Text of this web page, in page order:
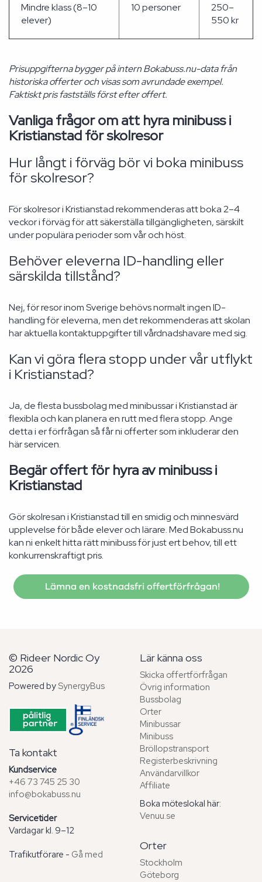
Mindre klass (8–10
elever)
10 personer
250–
550 kr
Prisuppgifterna bygger på intern Bokabuss.nu-data från
historiska offerter och visas som avrundade exempel.
Faktiskt pris fastställs först efter offert.
Vanliga frågor om att hyra minibuss i
Kristianstad för skolresor
Hur långt i förväg bör vi boka minibuss
för skolresor?
För skolresor i Kristianstad rekommenderas att boka 2–4
veckor i förväg för att säkerställa tillgängligheten, särskilt
under populära perioder som vår och höst.
Behöver eleverna ID-handling eller
särskilda tillstånd?
Nej, för resor inom Sverige behövs normalt ingen ID-
handling för eleverna, men det rekommenderas att skolan
har aktuella kontaktuppgifter till vårdnadshavare med sig.
Kan vi göra flera stopp under vår utflykt
i Kristianstad?
Ja, de flesta bussbolag med minibussar i Kristianstad är
flexibla och kan planera en rutt med flera stopp. Ange
detta i er förfrågan så får ni offerter som inkluderar den
här servicen.
Begär offert för hyra av minibuss i
Kristianstad
Gör skolresan i Kristianstad till en smidig och minnesvärd
upplevelse för både elever och lärare. Med Bokabuss.nu
kan ni enkelt hitta rätt minibuss för just ert behov, till ett
konkurrenskraftigt pris.
Lämna en kostnadsfri offertförfrågan!
© Rideer Nordic Oy
2026
Powered by SynergyBus
Ta kontakt
Kundservice
+46 73 745 25 30
info@bokabuss.nu
Servicetider
Vardagar kl. 9–12
Trafikutförare - Gå med
Lär känna oss
Skicka offertförfrågan
Övrig information
Bussbolag
Orter
Minibussar
Minibuss
Bröllopstransport
Registerbeskrivning
Användarvillkor
Affiliate
Boka möteslokal här:
Venuu.se
Orter
Stockholm
Göteborg